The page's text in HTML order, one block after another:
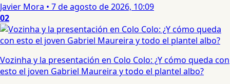
Javier Mora • 7 de agosto de 2026, 10:09
02
Vozinha y la presentación en Colo Colo: ¿Y cómo queda con
esto el joven Gabriel Maureira y todo el plantel albo?